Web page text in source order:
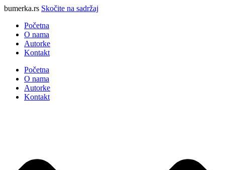
bumerka.rs Skočite na sadržaj
Početna
O nama
Autorke
Kontakt
Početna
O nama
Autorke
Kontakt